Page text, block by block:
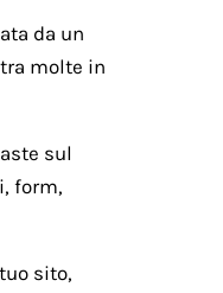
da un
molte in
sul
form,
sito,